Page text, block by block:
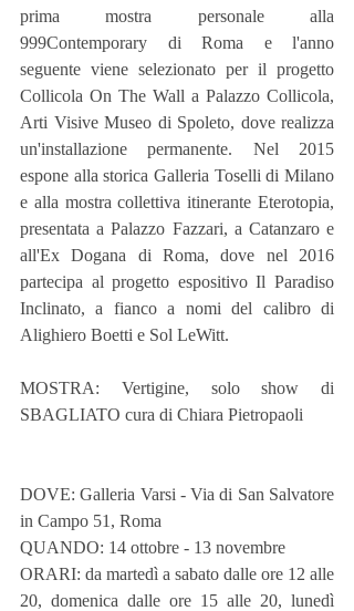
prima mostra personale alla
999Contemporary di Roma e l'anno
seguente viene selezionato per il progetto
Collicola On The Wall a Palazzo Collicola,
Arti Visive Museo di Spoleto, dove realizza
un'installazione permanente. Nel 2015
espone alla storica Galleria Toselli di Milano
e alla mostra collettiva itinerante Eterotopia,
presentata a Palazzo Fazzari, a Catanzaro e
all'Ex Dogana di Roma, dove nel 2016
partecipa al progetto espositivo Il Paradiso
Inclinato, a fianco a nomi del calibro di
Alighiero Boetti e Sol LeWitt.
MOSTRA: Vertigine, solo show di
SBAGLIATO cura di Chiara Pietropaoli
DOVE: Galleria Varsi - Via di San Salvatore
in Campo 51, Roma
QUANDO: 14 ottobre - 13 novembre
ORARI: da martedì a sabato dalle ore 12 alle
20, domenica dalle ore 15 alle 20, lunedì